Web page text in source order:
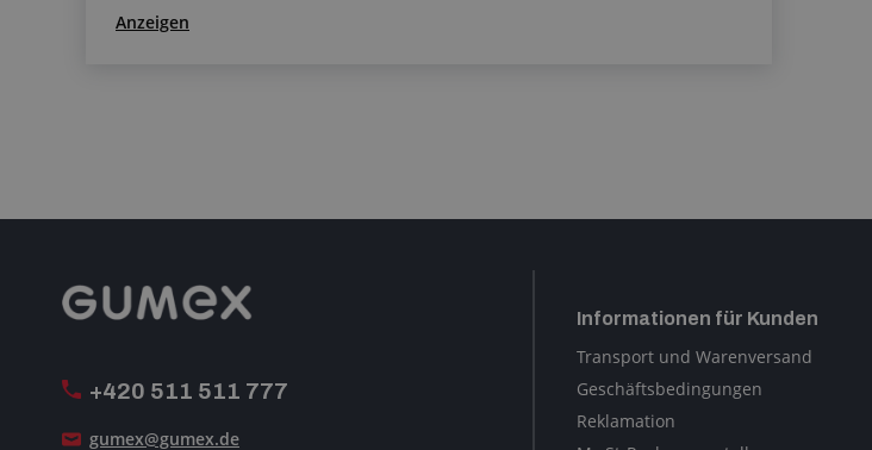
Anzeigen
+420 511 511 777
gumex@gumex.de
Informationen für Kunden
Transport und Warenversand
Geschäftsbedingungen
Reklamation